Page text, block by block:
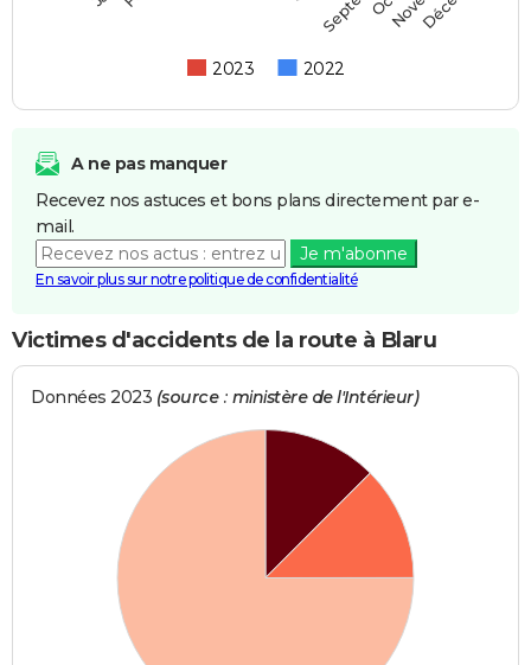
2023 2022
A ne pas manquer
Recevez nos astuces et bons plans directement par e-
mail.
Je m'abonne
En savoir plus sur notre politique de confidentialité
Victimes d'accidents de la route à Blaru
Données 2023 (source : ministère de l'Intérieur)